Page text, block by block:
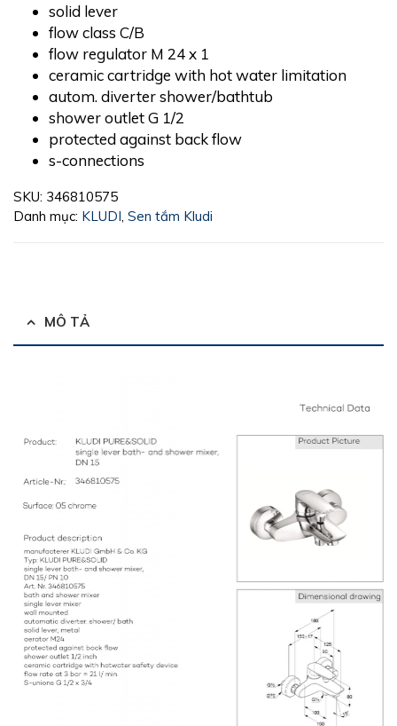
solid lever
flow class C/B
flow regulator M 24 x 1
ceramic cartridge with hot water limitation
autom. diverter shower/bathtub
shower outlet G 1/2
protected against back flow
s-connections
SKU: 346810575
Danh mục: KLUDI Sen tắm Kludi
MÔ TẢ